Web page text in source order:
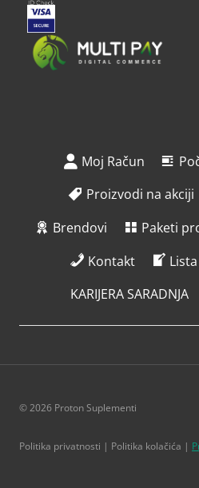
Moj Račun
Proizvodi na akciji
Brendovi
Paketi
Kontakt
KARIJERA SARADNJA
© 2026 Proton Suplementi
Politika privatnosti | Politika kolačića |